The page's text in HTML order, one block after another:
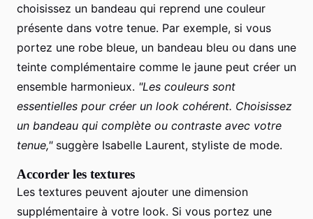
choisissez un bandeau qui reprend une couleur
présente dans votre tenue. Par exemple, si vous
portez une robe bleue, un bandeau bleu ou dans une
teinte complémentaire comme le jaune peut créer un
ensemble harmonieux. "Les couleurs sont
essentielles pour créer un look cohérent. Choisissez
un bandeau qui complète ou contraste avec votre
tenue,"suggère Isabelle Laurent, styliste de mode.
Accorder les textures
Les textures peuvent ajouter une dimension
supplémentaire à votre look. Si vous portez une